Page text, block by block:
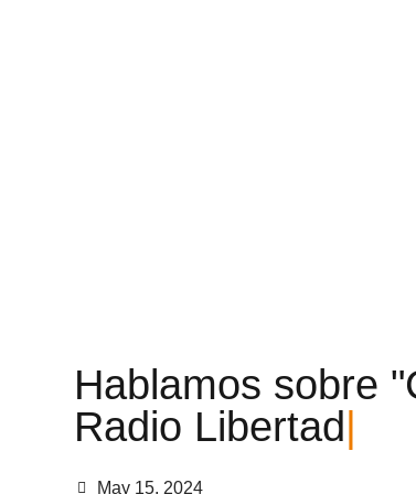
Hab amos sobre "
Radio Libertad
May 15, 2024